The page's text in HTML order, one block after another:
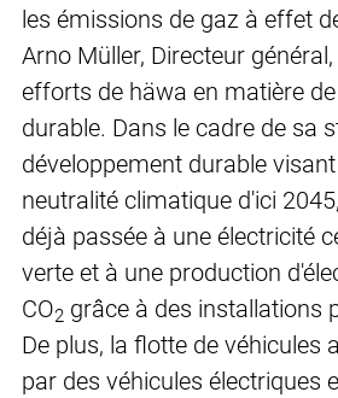
les émissions de gaz à effet
Arno Müller, Directeur
efforts de häwa en matière
durable. Dans le cadre de sa
développement durable
neutralité climatique d'ici
déjà passée à une électricité
verte et à une production
CO2 grâce à des installations
De plus, la flotte de véhicules
par des véhicules électriques